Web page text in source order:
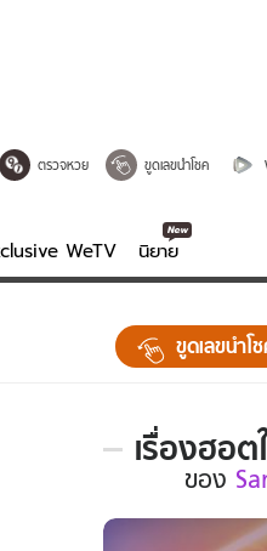
ตรวจหวย ขูดเลขนำโชค
WeTV นิยาย
คว
ฮา
ขูดเลขนำโ
เรื่องฮอ
เรื่อง
ใน
รอบ
ของ